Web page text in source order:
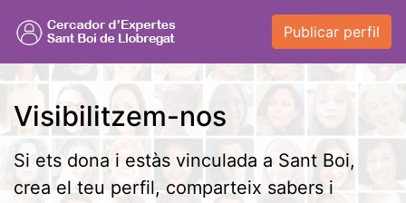
Publicar perfil
Visibilitzem-nos
Si ets dona i estàs vinculada a Sant Boi,
crea el teu perfil, comparteix sabers i